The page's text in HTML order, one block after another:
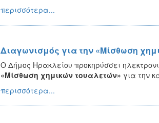
περισσότερα...
Διαγωνισμός για την «Μίσθωση
Ο Δήμος Ηρακλείου προκηρύσσει
«Μίσθωση χημικών τουαλετών» για την
περισσότερα...